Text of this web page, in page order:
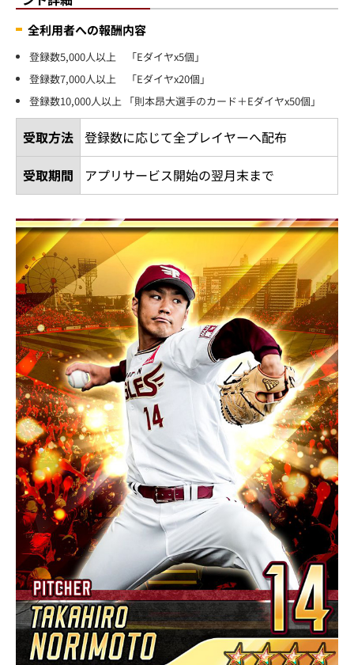
全利用者への報酬内容
登録数5,000人以上 「Eダイヤx5個」
登録数7,000人以上 「Eダイヤx20個」
登録数10,000人以上 「則本昂大選手のカード＋Eダイヤx50個」
受取方法 登録数に応じて全プレイヤーへ配布
受取期間
アプリサービス開始の翌月末まで